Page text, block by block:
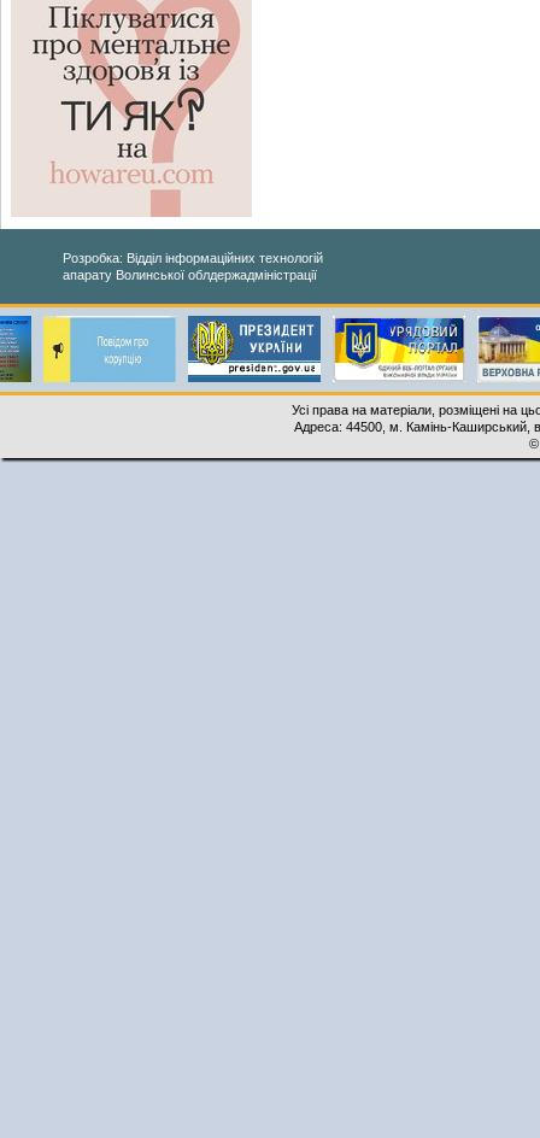
Розробка: Відділ інформаційних технологій
апарату Волинської облдержадміністрації
Усі права на матеріали, розміщені на
Адреса: 44500, м. Камінь-Каширський,
©